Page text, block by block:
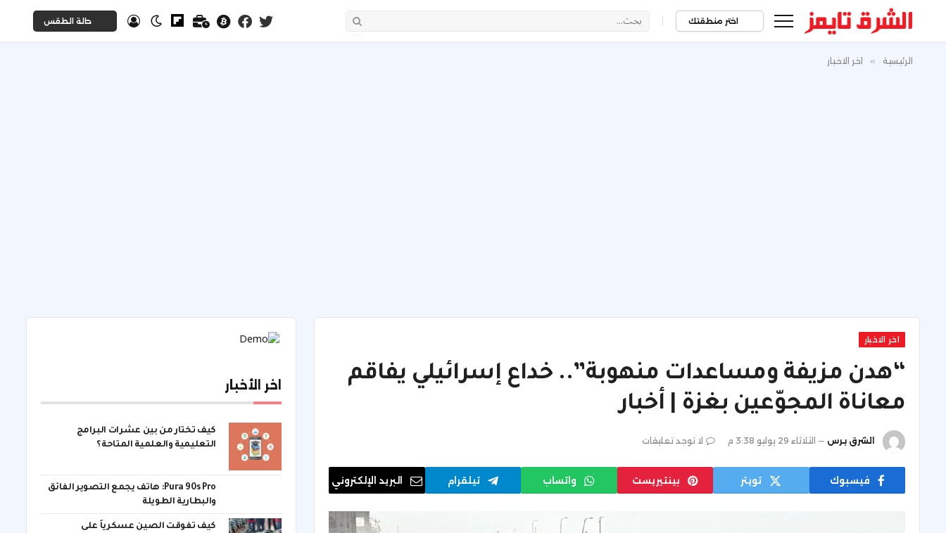
اختر منطقتك | حالة الطقس
الرئيسية » اخر الاخبار
اخر الاخبار
“هدن مزيفة ومساعدات منهوبة”.. خداع إسرائيلي يفاقم
معاناة المجوّعين بغزة | أخبار
الشرق برس الثلاثاء 29 يوليو 3:38 م لا توجد تعليقات
فيسبوك تويتر بينتيريست واتساب تيلقرام البريد الإلكتروني
اخر الأخبار
كيف تختار من بين عشرات البرامج
التعليمية والعلمية المتاحة؟
Pura 90s Pro: هاتف يجمع التصوير الفائق
والبطارية الطويلة
كيف تفوقت الصين عسكرياً على